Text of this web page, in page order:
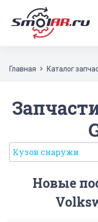
Главная Каталог
Кузов снаружи
Новые